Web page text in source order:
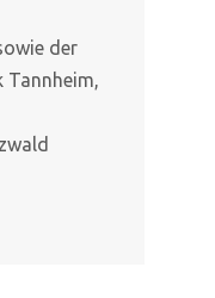
der
Tannheim,